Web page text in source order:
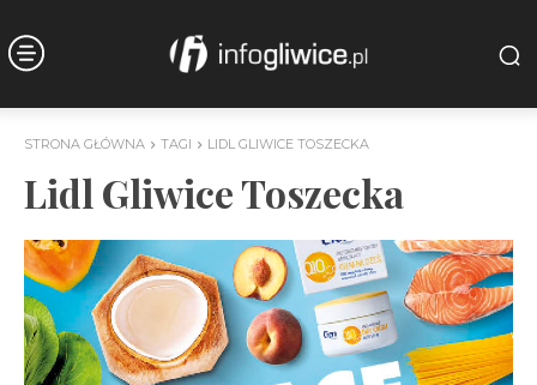
STRONA GŁÓWNA TAGI LIDL GLIWICE TOSZECKA
Lidl Gliwice Toszecka